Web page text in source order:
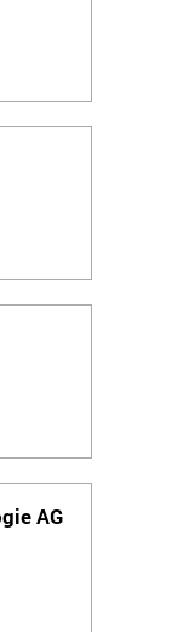
AG